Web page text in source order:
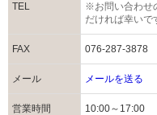
TEL
※お問い合わせ
だければ幸いで
FAX 076-287-3878
メール メールを送る
営業時間 10:00～17:00